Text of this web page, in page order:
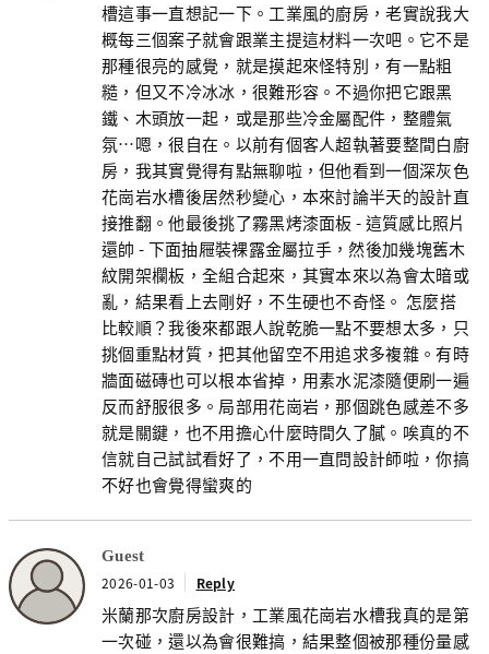
槽這事一直想記一下。工業風的廚房，老實說我大
概每三個案子就會跟業主提這材料一次吧。它不是
那種很亮的感覺，就是摸起來怪特別，有一點粗
糙，但又不冷冰冰，很難形容。不過你把它跟黑
鐵、木頭放一起，或是那些冷金屬配件，整體氣
氛…嗯，很自在。以前有個客人超執著要整間白廚
房，我其實覺得有點無聊啦，但他看到一個深灰色
花崗岩水槽後居然秒變心，本來討論半天的設計直
接推翻。他最後挑了霧黑烤漆面板 - 這質感比照片
還帥 - 下面抽屜裝裸露金屬拉手，然後加幾塊舊木
紋開架欄板，全組合起來，其實本來以為會太暗或
亂，結果看上去剛好，不生硬也不奇怪。 怎麼搭
比較順？我後來都跟人說乾脆一點不要想太多，只
挑個重點材質，把其他留空不用追求多複雜。有時
牆面磁磚也可以根本省掉，用素水泥漆隨便刷一遍
反而舒服很多。局部用花崗岩，那個跳色感差不多
就是關鍵，也不用擔心什麼時間久了膩。唉真的不
信就自己試試看好了，不用一直問設計師啦，你搞
不好也會覺得蠻爽的
Guest
2026-01-03 Reply
米蘭那次廚房設計，工業風花崗岩水槽我真的是第
一次碰，還以為會很難搞，結果整個被那種份量感